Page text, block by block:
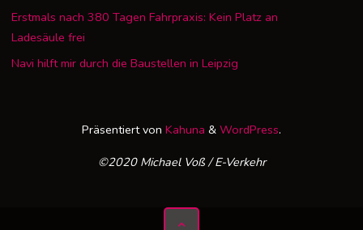
Erstmals nach 380 Tagen Fahrpraxis: Kein Platz an
Ladesäule frei
Navi hilft mir durch die Baustellen in Leipzig
Präsentiert von Kahuna & WordPress.
©2020 Michael Voß / E-Verkehr